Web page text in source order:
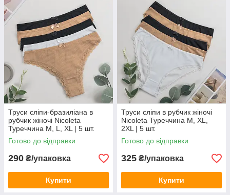
Труси сліпи-бразиліана в
рубчик жіночі Nicoleta
Туреччина M, L, XL | 5 шт.
Готово до відправки
290 ₴/упаковка
Купити
Труси сліпи в рубчик жіночі
Nicoleta Туреччина M, XL,
2XL | 5 шт.
Готово до відправки
325 ₴/упаковка
Купити